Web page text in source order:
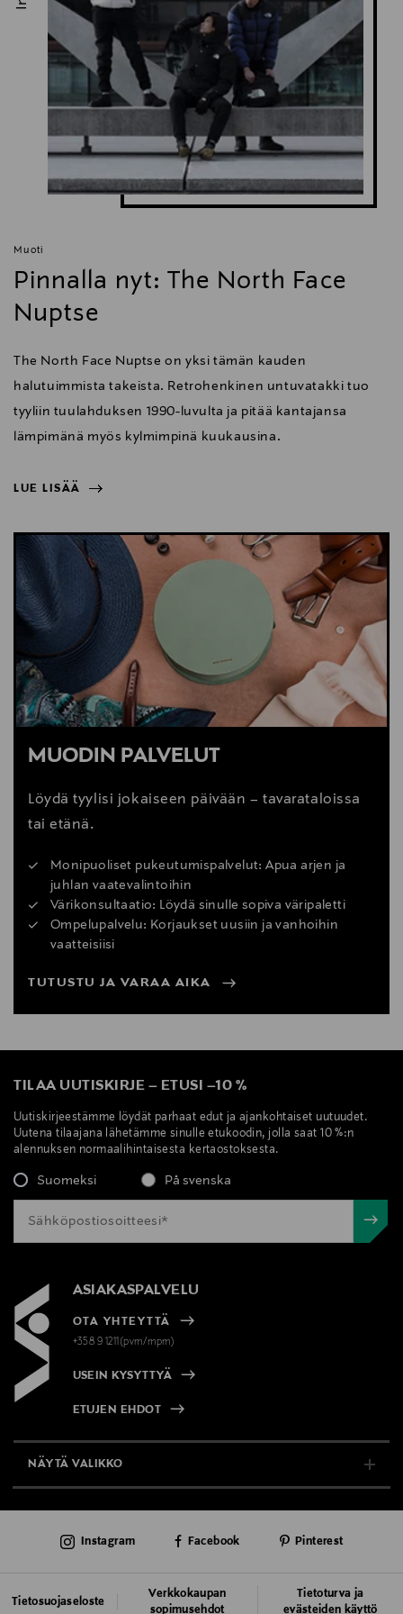
Muoti
Pinnalla nyt: The North Face
Nuptse
The North Face Nuptse on yksi tämän kauden
halutuimmista takeista. Retrohenkinen untuvatakki tuo
tyyliin tuulahduksen 1990-luvulta ja pitää kantajansa
lämpimänä myös kylmimpinä kuukausina.
LUE LISÄÄ
LUE LISÄÄ
MUODIN PALVELUT
Löydä tyylisi jokaiseen päivään – tavarataloissa
tai etänä.
Monipuoliset pukeutumispalvelut: Apua arjen ja
juhlan vaatevalintoihin
Värikonsultaatio: Löydä sinulle sopiva väripaletti
Ompelupalvelu: Korjaukset uusiin ja vanhoihin
vaatteisiisi
TUTUSTU JA VARAA AIKA
TILAA UUTISKIRJE – ETUSI –10 %
Uutiskirjeestämme löydät parhaat edut ja ajankohtaiset uutuudet.
Uutena tilaajana lähetämme sinulle etukoodin, jolla saat 10 %:n
alennuksen normaalihintaisesta kertaostoksesta.
Suomeksi På svenska
ASIAKASPALVELU
OTA YHTEYTTÄ
+358 9 1211(pvm/mpm)
USEIN KYSYTTYÄ
ETUJEN EHDOT
NÄYTÄ VALIKKO
AJANKOHTAISTA
Tietosuojaseloste
Verkkokaupan
sopimusehdot
Tietoturva ja
evästeiden käyttö
Instagram Facebook Pinterest